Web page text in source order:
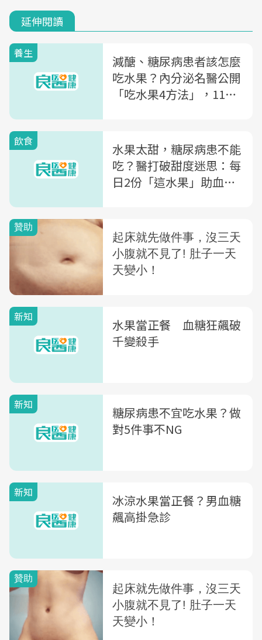
延伸閱讀
養生
減醣、糖尿病患者該怎麼
吃水果？內分泌名醫公開
「吃水果4方法」，11種
飲食
水果太甜，糖尿病患不能
吃？醫打破甜度迷思：每
日2份「這水果」助血糖
新知
水果當正餐 血糖狂飆破
千變殺手
新知
糖尿病患不宜吃水果？做
對5件事不NG
新知
冰涼水果當正餐？男血糖
飆高掛急診